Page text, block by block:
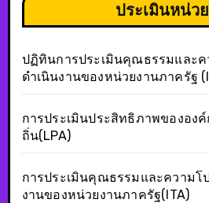
ประเมินหน่ว
ปฏิทินการประเมินคุณธรรมและค
ดำเนินงานของหน่วยงานภาครัฐ
การประเมินประสิทธิภาพขององ
ถิ่น(LPA)
การประเมินคุณธรรมและความโ
งานของหน่วยงานภาครัฐ(ITA)